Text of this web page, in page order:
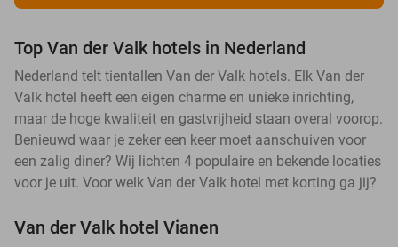
Top Van der Valk hotels in Nederland
Nederland telt tientallen Van der Valk hotels. Elk Van der
Valk hotel heeft een eigen charme en unieke inrichting,
maar de hoge kwaliteit en gastvrijheid staan overal voorop.
Benieuwd waar je zeker een keer moet aanschuiven voor
een zalig diner? Wij lichten 4 populaire en bekende locaties
voor je uit. Voor welk Van der Valk hotel met korting ga jij?
Van der Valk hotel Vianen